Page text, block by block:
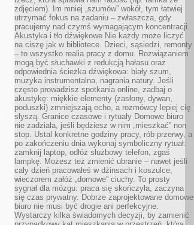
zdjęciem). Im mniej „szumów” wokół, tym łatwiej
utrzymać fokus na zadaniu – zwłaszcza, gdy
pracujemy nad czymś wymagającym koncentracji.
Akustyka i tło dźwiękowe Nie każdy może liczyć
na ciszę jak w bibliotece. Dzieci, sąsiedzi, remonty
– to wszystko realia pracy z domu. Rozwiązaniem
mogą być słuchawki z redukcją hałasu oraz
odpowiednia ścieżka dźwiękowa: biały szum,
muzyka instrumentalna, nagrania natury. Jeśli
często prowadzisz spotkania online, zadbaj o
akustykę: miękkie elementy (zasłony, dywan,
poduszki) zmniejszają echo, a rozmówcy lepiej cię
słyszą. Granice czasowe i rytuały Domowe biuro
nie zadziała, jeśli będziesz w nim „mieszkać” non
stop. Ustal konkretne godziny pracy, rób przerwy, a
po zakończeniu dnia wykonaj symboliczny rytuał:
zamknij laptop, odłóż służbowy telefon, zgaś
lampkę. Możesz też zmienić ubranie – nawet jeśli
cały dzień pracowałeś w dżinsach i koszulce,
wieczorem załóż „domowe” ciuchy. To prosty
sygnał dla mózgu: praca się skończyła, zaczyna
się czas prywatny. Dobrze zaprojektowane domowe
biuro nie musi być drogie ani perfekcyjne.
Wystarczy kilka świadomych decyzji, by zamienić